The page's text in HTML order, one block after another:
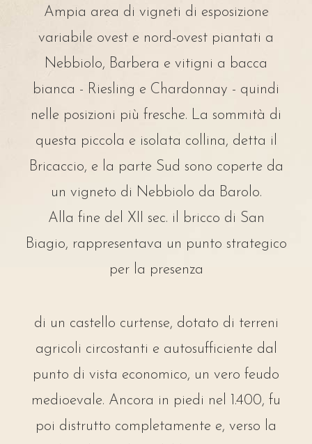
Ampia area di vigneti di esposizione
variabile ovest e nord-ovest piantati a
Nebbiolo, Barbera e vitigni a bacca
bianca - Riesling e Chardonnay - quindi
nelle posizioni più fresche. La sommità di
questa piccola e isolata collina, detta il
Bricaccio, e la parte Sud sono coperte da
un vigneto di Nebbiolo da Barolo.
Alla fine del XII sec. il bricco di San
Biagio, rappresentava un punto strategico
per la presenza
di un castello curtense, dotato di terreni
agricoli circostanti e autosufficiente dal
punto di vista economico, un vero feudo
medioevale. Ancora in piedi nel 1.400, fu
poi distrutto completamente e, verso la